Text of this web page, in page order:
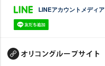
LINEアカウントメディア